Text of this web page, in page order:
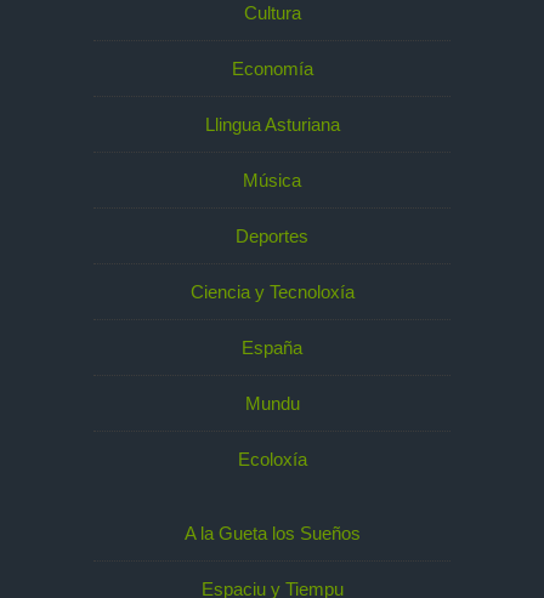
Cultura
Economía
Llingua Asturiana
Música
Deportes
Ciencia y Tecnoloxía
España
Mundu
Ecoloxía
A la Gueta los Sueños
Espaciu y Tiempu